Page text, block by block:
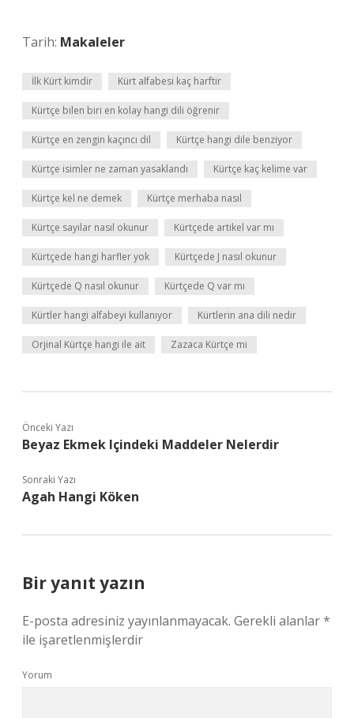
Tarih: Makaleler
İlk Kürt kimdir Kürt alfabesi kaç harftir
Kürtçe bilen biri en kolay hangi dili öğrenir
Kürtçe en zengin kaçıncı dil Kürtçe hangi dile benziyor
Kürtçe isimler ne zaman yasaklandı Kürtçe kaç kelime var
Kürtçe kel ne demek Kürtçe merhaba nasıl
Kürtçe sayılar nasıl okunur Kürtçede artikel var mı
Kürtçede hangi harfler yok Kürtçede J nasıl okunur
Kürtçede Q nasıl okunur Kürtçede Q var mı
Kürtler hangi alfabeyi kullanıyor Kürtlerin ana dili nedir
Orjinal Kürtçe hangi ile ait Zazaca Kürtçe mi
Önceki Yazı
Beyaz Ekmek Içindeki Maddeler Nelerdir
Sonraki Yazı
Agah Hangi Köken
Bir yanıt yazın
E-posta adresiniz yayınlanmayacak. Gerekli alanlar*
ile işaretlenmişlerdir
Yorum